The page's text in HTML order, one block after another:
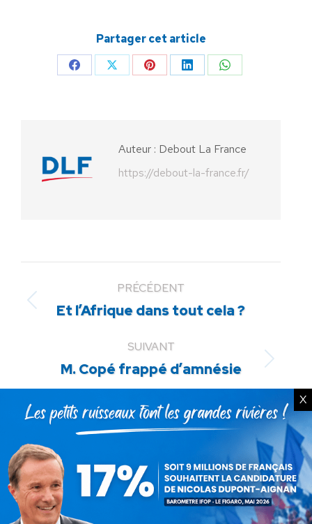
Partager cet article
PartagerPartagerPartagerPartagerPartager
Auteur : Debout La France
https://debout-la-france.fr/
PRÉCÉDENT
Article
:
Et l’Afrique dans tout cela ?
SUIVANT
Article
suivant
M. Copé frappé d’amnésie
ARTICLES LIÉS
Communiqué : La protection
de nos enfants se joue sur le
X